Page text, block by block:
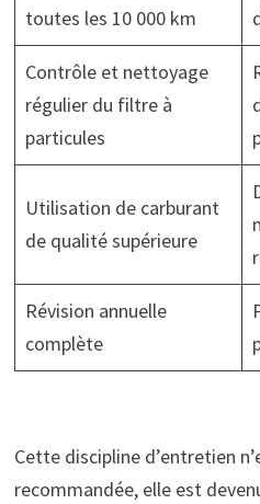
toutes les 10 000 km
Contrôle et nettoyage
régulier du filtre à
particules
Utilisation de carburant
de qualité supérieure
Révision annuelle
complète
Cette discipline d’entretien
recommandée, elle est